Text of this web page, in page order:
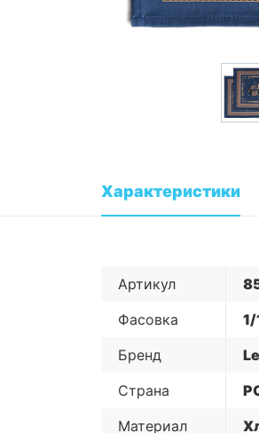
Характеристики
Артикул
Фасовка
1/
Бренд
Страна
Материал